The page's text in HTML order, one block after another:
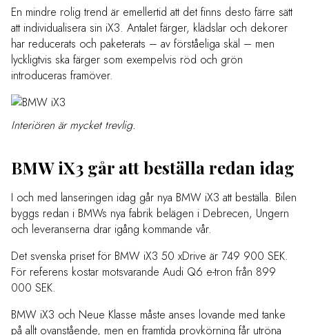
En mindre rolig trend är emellertid att det finns desto färre sätt
att individualisera sin iX3. Antalet färger, klädslar och dekorer
har reducerats och paketerats – av förståeliga skäl – men
lyckligtvis ska färger som exempelvis röd och grön
introduceras framöver.
Interiören är mycket trevlig.
BMW iX3 går att beställa redan idag
I och med lanseringen idag går nya BMW iX3 att beställa. Bilen
byggs redan i BMWs nya fabrik belägen i Debrecen, Ungern
och leveranserna drar igång kommande vår.
Det svenska priset för BMW iX3 50 xDrive är 749 900 SEK.
För referens kostar motsvarande Audi Q6 e-tron från 899
000 SEK.
BMW iX3 och Neue Klasse måste anses lovande med tanke
på allt ovanstående, men en framtida provkörning får utröna